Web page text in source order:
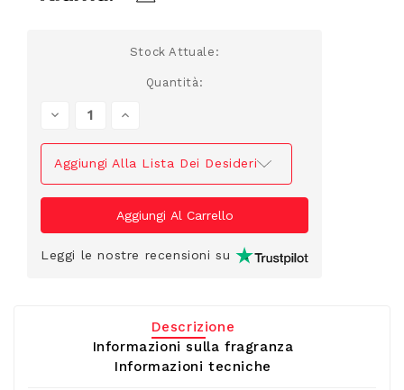
Stock Attuale:
Quantità:
Diminuire
Undefined
Aumentare
Undefined
Aggiungi Alla Lista Dei Desideri
Leggi le nostre recensioni su
Descrizione
Informazioni sulla fragranza
Informazioni tecniche